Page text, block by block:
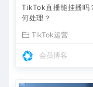
TikTok直播能挂播吗
何处理？
TikTok运营
会员博客